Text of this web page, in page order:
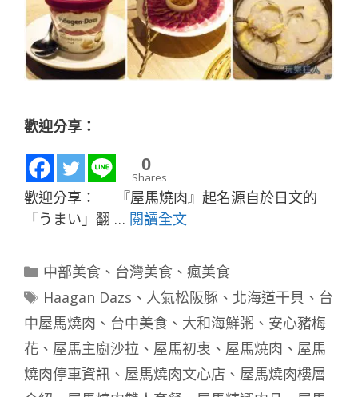
歡迎分享：
0
Shares
歡迎分享： 『屋馬燒肉』起名源自於日文的
「うまい」翻 … 閱讀全文
分
類
中部美食、 台灣美食、 瘋美食
標
籤
Haagan Dazs 、 人氣松阪豚 、 北海道干貝 、 台
中屋馬燒肉 、 台中美食 、 大和海鮮粥 、 安心豬梅
花 、 屋馬主廚沙拉 、 屋馬初衷 、 屋馬燒肉 、 屋馬
燒肉停車資訊 、 屋馬燒肉文心店 、 屋馬燒肉樓層